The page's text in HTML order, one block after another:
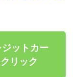
ットカー
リック